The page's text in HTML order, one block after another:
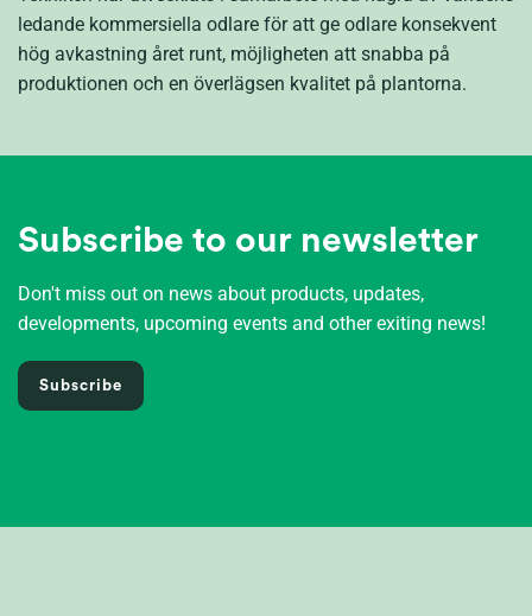
ledande kommersiella odlare för att ge odlare konsekvent
hög avkastning året runt, möjligheten att snabba på
produktionen och en överlägsen kvalitet på plantorna.
Subscribe to our newsletter
Don't miss out on news about products, updates,
developments, upcoming events and other exiting news!
Subscribe